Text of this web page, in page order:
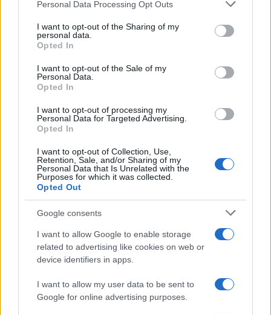
This information may also be disclosed by us to third parties
disclose it to other third parties.
Please note that this website/app uses one or more Google
services and may gather and store information including but
not limited to your visit or usage behaviour. You may click to
grant or deny consent to Google and its third-party tags to
consent section.
Personal Data Processing Opt Outs
I want to opt-out of the Sharing of my
personal data.
Opted In
I want to opt-out of the Sale of my
Personal Data.
Opted In
I want to opt-out of processing my
Personal Data for Targeted Advertising.
Opted In
I want to opt-out of Collection, Use,
Retention, Sale, and/or Sharing of my
Personal Data that Is Unrelated with the
Purposes for which it was collected.
Opted Out
Google consents
I want to allow Google to enable storage
related to advertising like cookies on web or
device identifiers in apps.
I want to allow my user data to be sent to
Google for online advertising purposes.